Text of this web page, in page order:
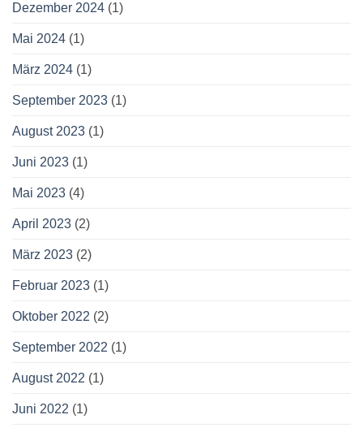
Dezember 2024 (1)
Mai 2024 (1)
März 2024 (1)
September 2023 (1)
August 2023 (1)
Juni 2023 (1)
Mai 2023 (4)
April 2023 (2)
März 2023 (2)
Februar 2023 (1)
Oktober 2022 (2)
September 2022 (1)
August 2022 (1)
Juni 2022 (1)